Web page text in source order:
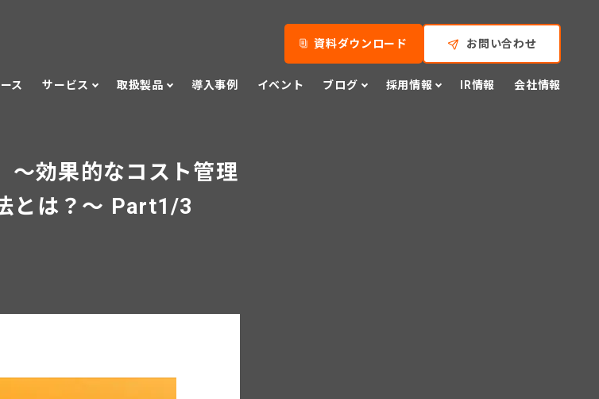
ス サービス 取扱製品 導入事例 イベント ブログ 採用情報 IR情報 会社情報
資料ダウンロード お問い合わせ
効果的なコスト管理
とは？～ Part1/3